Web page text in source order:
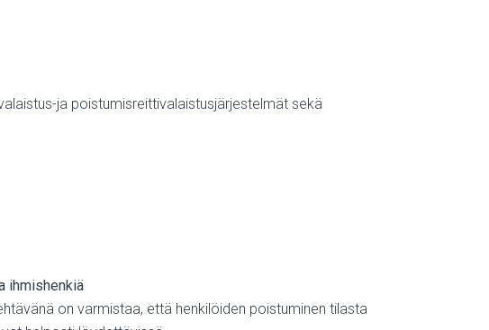
ja poistumisreittivalaistusjärjestelmät sekä
ihmishenkiä
on varmistaa, että henkilöiden poistuminen tilasta